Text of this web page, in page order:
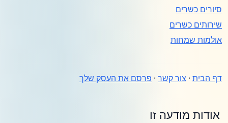
סיורים כשרים
שירותים כשרים
אולמות שמחות
דף הבית · צור קשר · פרסם את העסק שלך
אודות מודעה זו